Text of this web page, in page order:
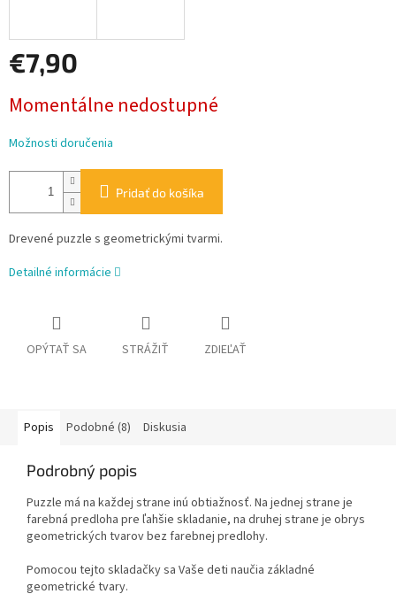
€7,90
cena:
Momentálne nedostupné
Možnosti doručenia
Pridať do košíka
Drevené puzzle s geometrickými tvarmi.
Detailné informácie
OPÝTAŤ SA STRÁŽIŤ ZDIEĽAŤ
Popis Podobné (8) Diskusia
Podrobný popis
Puzzle má na každej strane inú obtiažnosť. Na jednej strane je
farebná predloha pre ľahšie skladanie, na druhej strane je obrys
geometrických tvarov bez farebnej predlohy.
Pomocou tejto skladačky sa Vaše deti naučia základné
geometrické tvary.